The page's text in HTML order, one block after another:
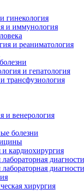
гинекология
и иммунология
и реаниматология
и гепатология
трансфузиология
и венерология
болезни
кардиохирургия
хирургия